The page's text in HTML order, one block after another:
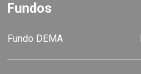
Fundos
Fundo DEMA